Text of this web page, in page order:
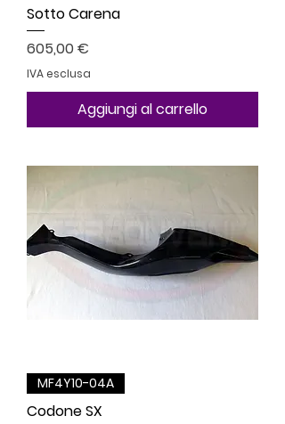
Sotto Carena
Prezzo
605,00 €
IVA esclusa
Aggiungi al carrello
MF4Y10-04A
Codone SX